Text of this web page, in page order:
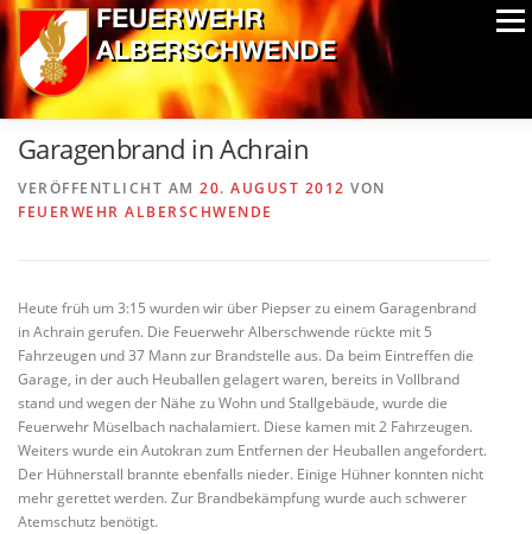
Zum
Inhalt
springen
Menü
ALPIN-NASSWETTBEWERB MITGLIEDER
AUSRÜSTUNG CHRONIK EXTRAS
Garagenbrand in Achrain
VERÖFFENTLICHT AM 20. AUGUST 2012 VON
FEUERWEHR ALBERSCHWENDE
Heute früh um 3:15 wurden wir über Piepser zu einem Garagenbrand
in Achrain gerufen. Die Feuerwehr Alberschwende rückte mit 5
Fahrzeugen und 37 Mann zur Brandstelle aus. Da beim Eintreffen die
Garage, in der auch Heuballen gelagert waren, bereits in Vollbrand
stand und wegen der Nähe zu Wohn und Stallgebäude, wurde die
Feuerwehr Müselbach nachalamiert. Diese kamen mit 2 Fahrzeugen.
Weiters wurde ein Autokran zum Entfernen der Heuballen angefordert.
Der Hühnerstall brannte ebenfalls nieder. Einige Hühner konnten nicht
mehr gerettet werden. Zur Brandbekämpfung wurde auch schwerer
Atemschutz benötigt.